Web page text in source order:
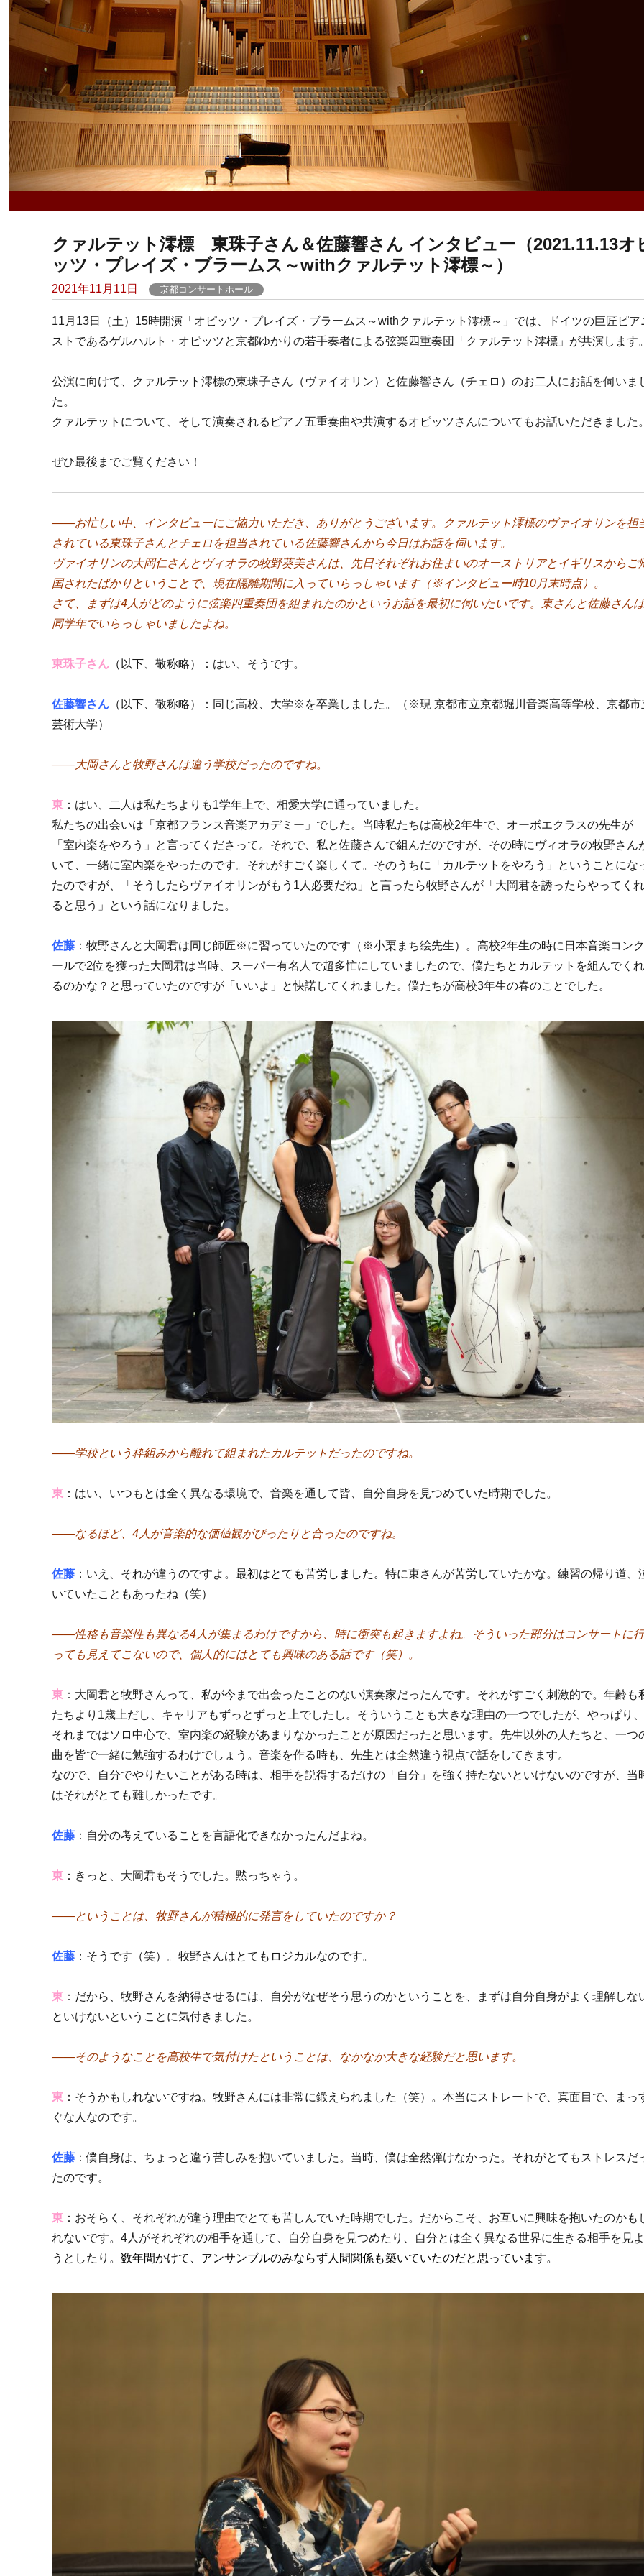
クァルテット澪標 東珠子さん＆佐藤響さん インタビュー（2021.11.13オ
ッツ・プレイズ・ブラームス～withクァルテット澪標～）
Posted
2021年11月11日 京都コンサートホール
11月13日（土）15時開演「オピッツ・プレイズ・ブラームス～withクァルテット澪標～」では、ドイツの巨匠ピア
ストであるゲルハルト・オピッツと京都ゆかりの若手奏者による弦楽四重奏団「クァルテット澪標」が共演します
公演に向けて、クァルテット澪標の東珠子さん（ヴァイオリン）と佐藤響さん（チェロ）のお二人にお話を伺いま
た。
クァルテットについて、そして演奏されるピアノ五重奏曲や共演するオピッツさんについてもお話いただきました
ぜひ最後までご覧ください！
――お忙しい中、インタビューにご協力いただき、ありがとうございます。クァルテット澪標のヴァイオリンを担
されている東珠子さんとチェロを担当されている佐藤響さんから今日はお話を伺います。
ヴァイオリンの大岡仁さんとヴィオラの牧野葵美さんは、先日それぞれお住まいのオーストリアとイギリスからご
国されたばかりということで、現在隔離期間に入っていらっしゃいます（※インタビュー時10月末時点）
。
さて、まずは4人がどのように弦楽四重奏団を組まれたのかというお話を最初に伺いたいです。東さんと佐藤さんは
同学年でいらっしゃいましたよね。
東珠子さん （以下、敬称略）：はい、そうです。
佐藤響さん （以下、敬称略）：同じ高校、大学※を卒業しました。（※現 京都市立京都堀川音楽高等学校、京都市
芸術大学）
――大岡さんと牧野さんは違う学校だったのですね。
東 ：はい、二人は私たちよりも1学年上で、相愛大学に通っていました。
私たちの出会いは「京都フランス音楽アカデミー」でした。当時私たちは高校2年生で、オーボエクラスの先生が
「室内楽をやろう」と言ってくださって。それで、私と佐藤さんで組んだのですが、その時にヴィオラの牧野さん
いて、一緒に室内楽をやったのです。それがすごく楽しくて。そのうちに「カルテットをやろう」ということにな
たのですが、「そうしたらヴァイオリンがもう1人必要だね」と言ったら牧野さんが「大岡君を誘ったらやってくれ
ると思う」という話になりました。
佐藤 ：牧野さんと大岡君は同じ師匠※に習っていたのです（※小栗まち絵先生）。高校2年生の時に日本音楽コンク
ールで2位を獲った大岡君は当時、スーパー有名人で超多忙にしていましたので、僕たちとカルテットを組んでくれ
るのかな？と思っていたのですが「いいよ」と快諾してくれました。僕たちが高校3年生の春のことでした。
――学校という枠組みから離れて組まれたカルテットだったのですね。
東 ：はい、いつもとは全く異なる環境で、音楽を通して皆、自分自身を見つめていた時期でした。
――なるほど、4人が音楽的な価値観がぴったりと合ったのですね。
佐藤 ：いえ、それが違うのですよ。 最初はとても苦労しました。 特に東さんが苦労していたかな。練習の帰り道、
いていたこともあったね（笑）
――性格も音楽性も異なる4人が集まるわけですから、時に衝突も起きますよね。そういった部分はコンサートに行
っても見えてこないので、個人的にはとても興味のある話です（笑）。
東 ：大岡君と牧野さんって、私が今まで出会ったことのない演奏家だったんです。それがすごく刺激的で。年齢も
たちより1歳上だし、キャリアもずっとずっと上でしたし。そういうことも大きな理由の一つでしたが、やっぱり、
それまではソロ中心で、室内楽の経験があまりなかったことが原因だったと思います。先生以外の人たちと、一つ
曲を皆で一緒に勉強するわけでしょう。音楽を作る時も、先生とは全然違う視点で話をしてきます。
なので、自分でやりたいことがある時は、相手を説得するだけの「自分」を強く持たないといけないのですが、当
はそれがとても難しかったです。
佐藤 ：自分の考えていることを言語化できなかったんだよね。
東 ：きっと、大岡君もそうでした。黙っちゃう。
――ということは、牧野さんが積極的に発言をしていたのですか？
佐藤 ：そうです（笑）。牧野さんはとてもロジカルなのです。
東 ：だから、牧野さんを納得させるには、自分がなぜそう思うのかということを、まずは自分自身がよく理解しな
といけないということに気付きました。
――そのようなことを高校生で気付けたということは、なかなか大きな経験だと思います。
東 ：そうかもしれないですね。牧野さんには非常に鍛えられました（笑）。本当にストレートで、真面目で、まっ
ぐな人なのです。
佐藤 ：僕自身は、ちょっと違う苦しみを抱いていました。当時、僕は全然弾けなかった。それがとてもストレスだ
たのです。
東 ：おそらく、それぞれが違う理由でとても苦しんでいた時期でした。だからこそ、お互いに興味を抱いたのかも
れないです。4人がそれぞれの相手を通して、自分自身を見つめたり、自分とは全く異なる世界に生きる相手を見よ
うとしたり。 数年間かけて、アンサンブルのみならず人間関係も築いていたのだと思っています。